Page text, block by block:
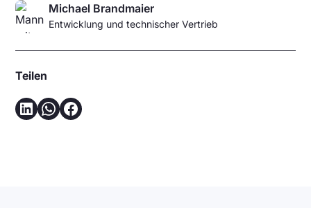
Michael Brandmaier
Entwicklung und technischer Vertrieb
Teilen